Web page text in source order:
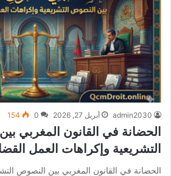
admin2030 أبريل 27, 2026 0
154
الحضانة في القانون المغربي
التشريعية وإكراهات العمل
الحضانة في القانون المغربي بين النصوص